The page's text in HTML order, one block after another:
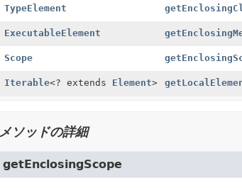
TypeElement
ExecutableElement
Scope
Iterable<? extends Element>
メソッドの詳細
getEnclosingScope